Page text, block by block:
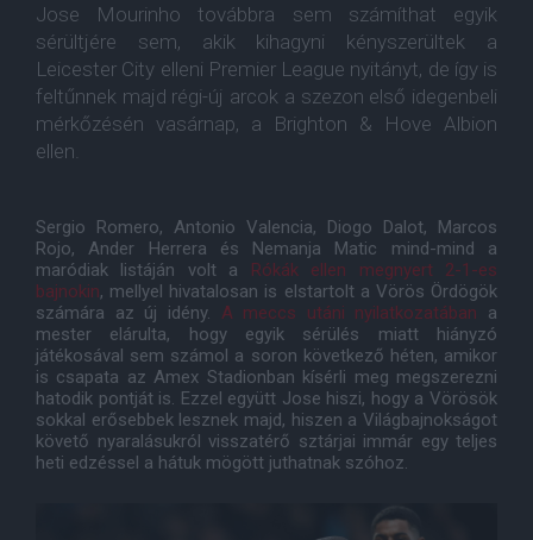
Jose Mourinho továbbra sem számíthat egyik
sérültjére sem, akik kihagyni kényszerültek a
Leicester City elleni Premier League nyitányt, de így is
feltűnnek majd régi-új arcok a szezon első idegenbeli
mérkőzésén vasárnap, a Brighton & Hove Albion
ellen.
Sergio Romero, Antonio Valencia, Diogo Dalot, Marcos
Rojo, Ander Herrera és Nemanja Matic mind-mind a
maródiak listáján volt a Rókák ellen megnyert 2-1-es
bajnokin, mellyel hivatalosan is elstartolt a Vörös Ördögök
számára az új idény. A meccs utáni nyilatkozatában a
mester elárulta, hogy egyik sérülés miatt hiányzó
játékosával sem számol a soron következő héten, amikor
is csapata az Amex Stadionban kísérli meg megszerezni
hatodik pontját is. Ezzel együtt Jose hiszi, hogy a Vörösök
sokkal erősebbek lesznek majd, hiszen a Világbajnokságot
követő nyaralásukról visszatérő sztárjai immár egy teljes
heti edzéssel a hátuk mögött juthatnak szóhoz.